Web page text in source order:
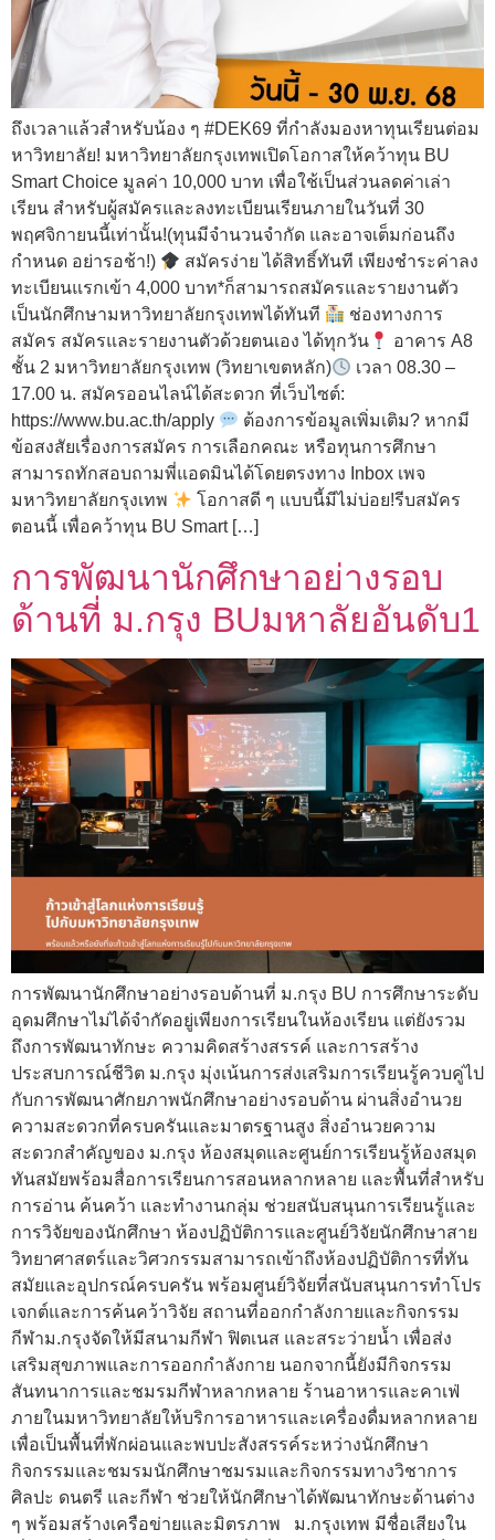
ถึงเวลาแล้วสำหรับน้อง ๆ #DEK69 ที่กำลังมองหาทุนเรียนต่อม
หาวิทยาลัย! มหาวิทยาลัยกรุงเทพเปิดโอกาสให้คว้าทุน BU
Smart Choice มูลค่า 10,000 บาท เพื่อใช้เป็นส่วนลดค่าเล่า
เรียน สำหรับผู้สมัครและลงทะเบียนเรียนภายในวันที่ 30
พฤศจิกายนนี้เท่านั้น!(ทุนมีจำนวนจำกัด และอาจเต็มก่อนถึง
กำหนด อย่ารอช้า!)
สมัครง่าย ได้สิทธิ์ทันที เพียงชำระค่าลง
ทะเบียนแรกเข้า 4,000 บาท*ก็สามารถสมัครและรายงานตัว
เป็นนักศึกษามหาวิทยาลัยกรุงเทพได้ทันที
ช่องทางการ
สมัคร สมัครและรายงานตัวด้วยตนเอง ได้ทุกวัน
อาคาร A8
ชั้น 2 มหาวิทยาลัยกรุงเทพ (วิทยาเขตหลัก)
เวลา 08.30 –
17.00 น. สมัครออนไลน์ได้สะดวก ที่เว็บไซต์:
https://www.bu.ac.th/apply
ต้องการข้อมูลเพิ่มเติม? หากมี
ข้อสงสัยเรื่องการสมัคร การเลือกคณะ หรือทุนการศึกษา
สามารถทักสอบถามพี่แอดมินได้โดยตรงทาง Inbox เพจ
มหาวิทยาลัยกรุงเทพ
โอกาสดี ๆ แบบนี้มีไม่บ่อย!รีบสมัคร
ตอนนี้ เพื่อคว้าทุน BU Smart […]
การพัฒนานักศึกษาอย่างรอบ
ด้านที่ ม.กรุง BUมหาลัยอันดับ1
การพัฒนานักศึกษาอย่างรอบด้านที่ ม.กรุง BU การศึกษาระดับ
อุดมศึกษาไม่ได้จำกัดอยู่เพียงการเรียนในห้องเรียน แต่ยังรวม
ถึงการพัฒนาทักษะ ความคิดสร้างสรรค์ และการสร้าง
ประสบการณ์ชีวิต ม.กรุง มุ่งเน้นการส่งเสริมการเรียนรู้ควบคู่ไป
กับการพัฒนาศักยภาพนักศึกษาอย่างรอบด้าน ผ่านสิ่งอำนวย
ความสะดวกที่ครบครันและมาตรฐานสูง สิ่งอำนวยความ
สะดวกสำคัญของ ม.กรุง ห้องสมุดและศูนย์การเรียนรู้ห้องสมุด
ทันสมัยพร้อมสื่อการเรียนการสอนหลากหลาย และพื้นที่สำหรับ
การอ่าน ค้นคว้า และทำงานกลุ่ม ช่วยสนับสนุนการเรียนรู้และ
การวิจัยของนักศึกษา ห้องปฏิบัติการและศูนย์วิจัยนักศึกษาสาย
วิทยาศาสตร์และวิศวกรรมสามารถเข้าถึงห้องปฏิบัติการที่ทัน
สมัยและอุปกรณ์ครบครัน พร้อมศูนย์วิจัยที่สนับสนุนการทำโปร
เจกต์และการค้นคว้าวิจัย สถานที่ออกกำลังกายและกิจกรรม
กีฬาม.กรุงจัดให้มีสนามกีฬา ฟิตเนส และสระว่ายน้ำ เพื่อส่ง
เสริมสุขภาพและการออกกำลังกาย นอกจากนี้ยังมีกิจกรรม
สันทนาการและชมรมกีฬาหลากหลาย ร้านอาหารและคาเฟ่
ภายในมหาวิทยาลัยให้บริการอาหารและเครื่องดื่มหลากหลาย
เพื่อเป็นพื้นที่พักผ่อนและพบปะสังสรรค์ระหว่างนักศึกษา
กิจกรรมและชมรมนักศึกษาชมรมและกิจกรรมทางวิชาการ
ศิลปะ ดนตรี และกีฬา ช่วยให้นักศึกษาได้พัฒนาทักษะด้านต่าง
ๆ พร้อมสร้างเครือข่ายและมิตรภาพ ม.กรุงเทพ มีชื่อเสียงใน